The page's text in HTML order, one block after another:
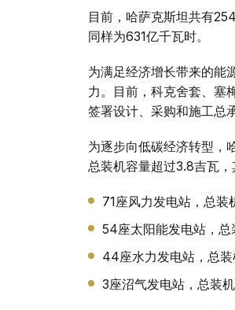
目前，哈萨克斯坦共有
同样为631亿千瓦时。
为满足经济增长带来的能
力。目前，科克舍套、塞
签署设计、采购和施工总
为逐步向低碳经济转型，
总装机容量超过3.8吉瓦，
71座风力发电站，总装
54座太阳能发电站，总
44座水力发电站，总装
3座沼气发电站，总装机